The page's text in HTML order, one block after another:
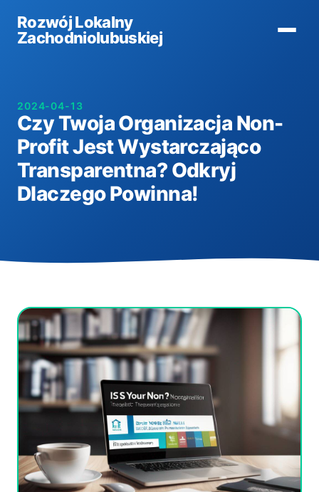
Rozwój Lokalny
Zachodniolubuskiej
2024-04-13
Czy Twoja Organizacja Non-
Profit Jest Wystarczająco
Transparentna? Odkryj
Dlaczego Powinna!